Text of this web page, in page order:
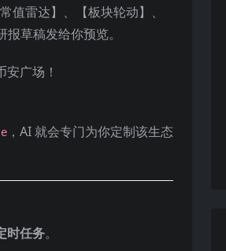
值雷达】、【板块轮动】、
草稿发给你预览。
广场！
，AI 就会专门为你定制该生态
时任务。